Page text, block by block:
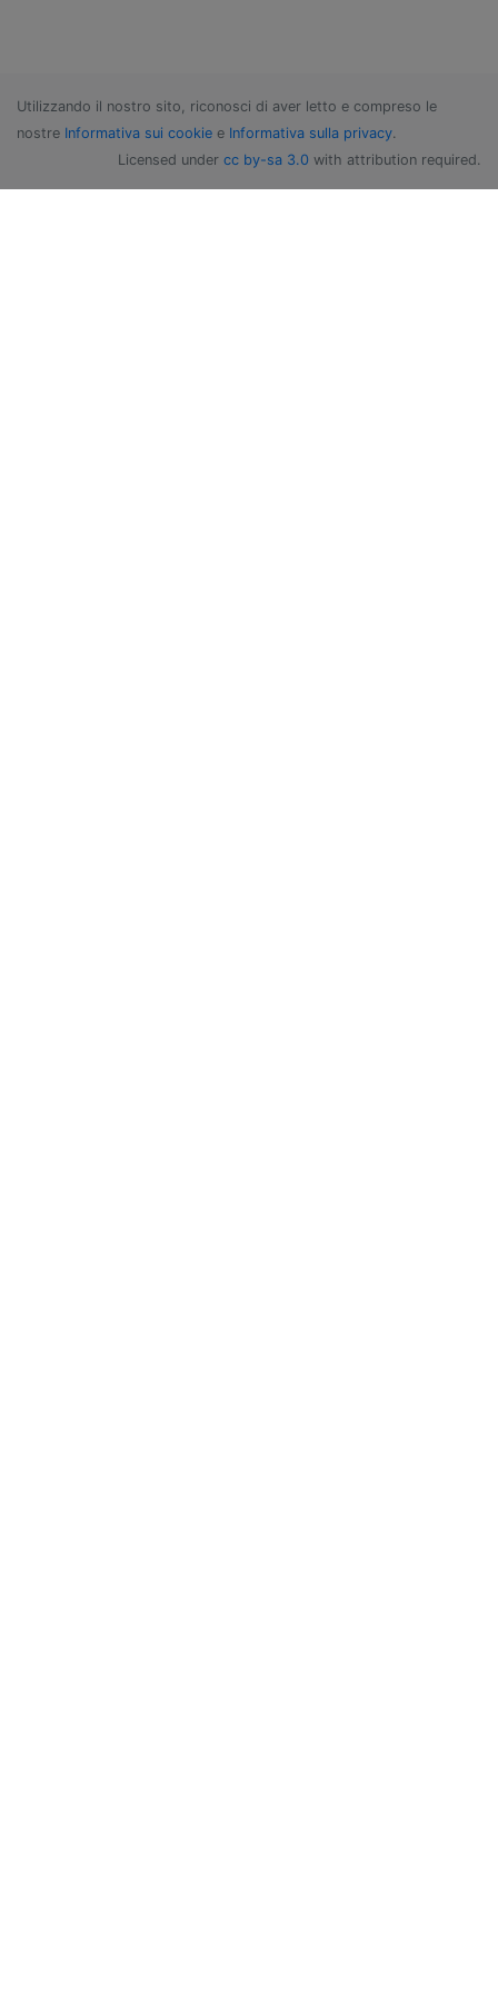
Utilizzando il nostro sito, riconosci di aver letto e compreso le
nostre Informativa sui cookie e Informativa sulla privacy.
Licensed under cc by-sa 3.0 with attribution required.